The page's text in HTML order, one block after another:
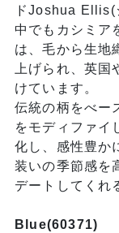
ドJoshua Ellis(
中でもカシミア
は、毛から生地
上げられ、英
けています。
伝統の柄をべー
をモディファイ
化し、感性豊か
装いの季節感を
デートしてくれ
Blue(60371)